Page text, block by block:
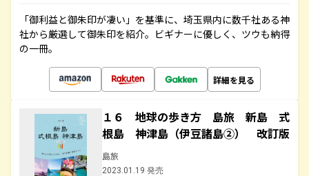
「御利益と御朱印が凄い」を基準に、埼玉県内に数千社ある神
社から厳選して御朱印を紹介。ビギナーに優しく、ツウも納得
の一冊。
詳細を見る
１６ 地球の歩き方 島旅 新島 式
根島 神津島（伊豆諸島②） 改訂版
島旅
2023.01.19 発売